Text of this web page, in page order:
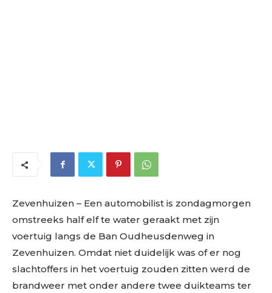
Zevenhuizen – Een automobilist is zondagmorgen
omstreeks half elf te water geraakt met zijn
voertuig langs de Ban Oudheusdenweg in
Zevenhuizen. Omdat niet duidelijk was of er nog
slachtoffers in het voertuig zouden zitten werd de
brandweer met onder andere twee duikteams ter